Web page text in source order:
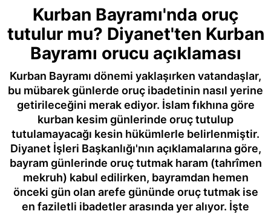
Kurban Bayramı'nda oruç
tutulur mu? Diyanet'ten Kurban
Bayramı orucu açıklaması
Kurban Bayramı dönemi yaklaşırken vatandaşlar,
bu mübarek günlerde oruç ibadetinin nasıl yerine
getirileceğini merak ediyor. İslam fıkhına göre
kurban kesim günlerinde oruç tutulup
tutulamayacağı kesin hükümlerle belirlenmiştir.
Diyanet İşleri Başkanlığı'nın açıklamalarına göre,
bayram günlerinde oruç tutmak haram (tahrîmen
mekruh) kabul edilirken, bayramdan hemen
önceki gün olan arefe gününde oruç tutmak ise
en faziletli ibadetler arasında yer alıyor. İşte